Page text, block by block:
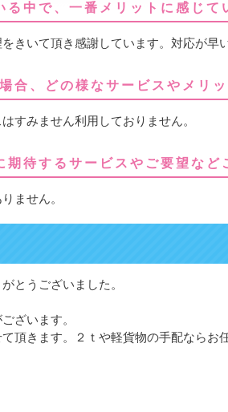
中で、一番メリットに感じて
きいて頂き感謝しています。対応が早
合、どの様なサービスやメリ
すみません利用しておりません。
待するサービスやご要望など
ません。
とうございました。
ざいます。
頂きます。２ｔや軽貨物の手配ならお